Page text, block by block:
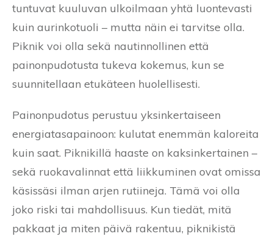
tuntuvat kuuluvan ulkoilmaan yhtä luontevasti
kuin aurinkotuoli – mutta näin ei tarvitse olla.
Piknik voi olla sekä nautinnollinen että
painonpudotusta tukeva kokemus, kun se
suunnitellaan etukäteen huolellisesti.
Painonpudotus perustuu yksinkertaiseen
energiatasapainoon: kulutat enemmän kaloreita
kuin saat. Piknikillä haaste on kaksinkertainen –
sekä ruokavalinnat että liikkuminen ovat omissa
käsissäsi ilman arjen rutiineja. Tämä voi olla
joko riski tai mahdollisuus. Kun tiedät, mitä
pakkaat ja miten päivä rakentuu, piknikistä